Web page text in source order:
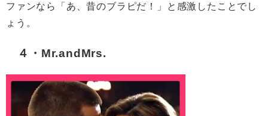
ファンなら「あ、昔のブラピだ！」と感激したことでし
ょう。
４・Mr.andMrs.